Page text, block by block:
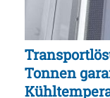
Tonnen